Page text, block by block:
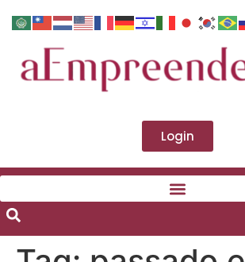
Login